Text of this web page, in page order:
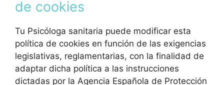
de cookies
Tu Psicóloga sanitaria puede modificar esta
política de cookies en función de las exigencias
legislativas, reglamentarias, con la finalidad de
adaptar dicha política a las instrucciones
dictadas por la Agencia Española de Protección